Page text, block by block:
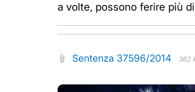
a volte, possono ferire più
Sentenza 37596/2014 362